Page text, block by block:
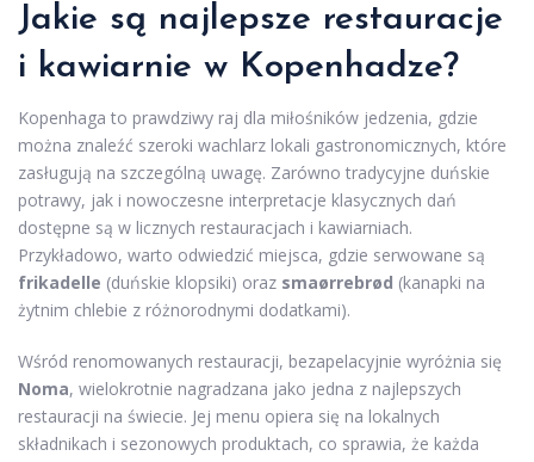
Jakie są najlepsze restauracje
i kawiarnie w Kopenhadze?
Kopenhaga to prawdziwy raj dla miłośników jedzenia, gdzie
można znaleźć szeroki wachlarz lokali gastronomicznych, które
zasługują na szczególną uwagę. Zarówno tradycyjne duńskie
potrawy, jak i nowoczesne interpretacje klasycznych dań
dostępne są w licznych restauracjach i kawiarniach.
Przykładowo, warto odwiedzić miejsca, gdzie serwowane są
frikadelle (duńskie klopsiki) oraz smaørrebrød (kanapki na
żytnim chlebie z różnorodnymi dodatkami).
Wśród renomowanych restauracji, bezapelacyjnie wyróżnia się
Noma, wielokrotnie nagradzana jako jedna z najlepszych
restauracji na świecie. Jej menu opiera się na lokalnych
składnikach i sezonowych produktach, co sprawia, że każda